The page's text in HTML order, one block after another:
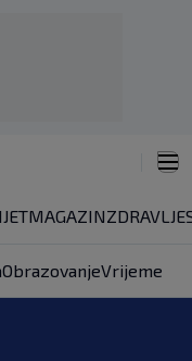
MAGAZINZDRAVLJE
ObrazovanjeVrijeme